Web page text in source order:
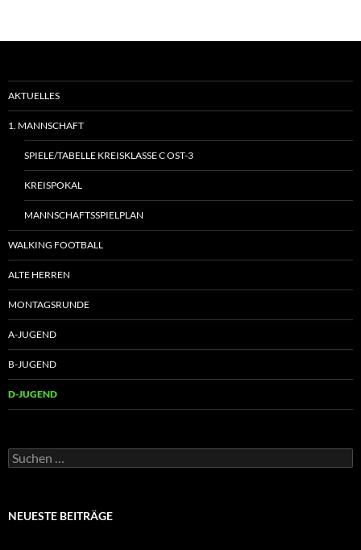
AKTUELLES
1. MANNSCHAFT
SPIELE/TABELLE KREISKLASSE C OST-3
KREISPOKAL
MANNSCHAFTSSPIELPLAN
WALKING FOOTBALL
ALTE HERREN
MONTAGSRUNDE
A-JUGEND
B-JUGEND
D-JUGEND
Suchen
nach:
NEUESTE BEITRÄGE